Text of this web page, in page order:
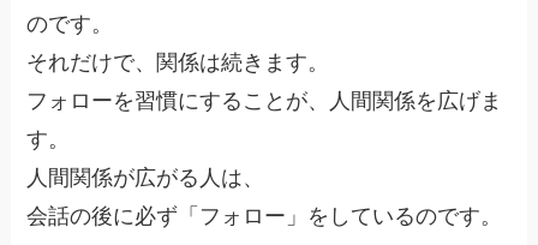
のです。
それだけで、関係は続きます。
フォローを習慣にすることが、人間関係を広げま
す。
人間関係が広がる人は、
会話の後に必ず「フォロー」をしているのです。